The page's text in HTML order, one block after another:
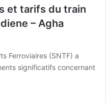
et tarifs du train
– Agha
Ferroviaires (SNTF) a
significatifs concernant